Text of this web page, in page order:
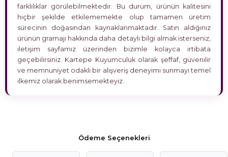
farklılıklar görülebilmektedir. Bu durum, ürünün kalitesini
hiçbir şekilde etkilememekte olup tamamen üretim
sürecinin doğasından kaynaklanmaktadır. Satın aldığınız
ürünün gramajı hakkında daha detaylı bilgi almak isterseniz,
iletişim sayfamız üzerinden bizimle kolayca irtibata
geçebilirsiniz. Kartepe Kuyumculuk olarak şeffaf, güvenilir
ve memnuniyet odaklı bir alışveriş deneyimi sunmayı temel
ilkemiz olarak benimsemekteyiz.
Ödeme Seçenekleri